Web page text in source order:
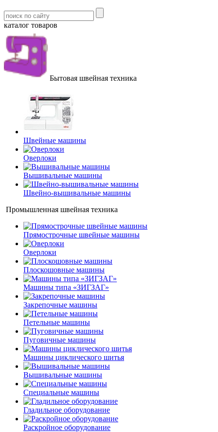
каталог товаров
Бытовая швейная техника
Швейные машины
Оверлоки
Вышивальные машины
Швейно-вышивальные машины
Промышленная швейная техника
Прямострочные швейные машины
Оверлоки
Плоскошовные машины
Машины типа «ЗИГЗАГ»
Закрепочные машины
Петельные машины
Пуговичные машины
Машины циклического шитья
Вышивальные машины
Специальные машины
Гладильное оборудование
Раскройное оборудование